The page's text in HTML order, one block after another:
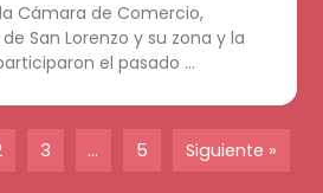
Cámara de Comercio,
San Lorenzo y su zona y la
el pasado …
3 … 5 Siguiente »